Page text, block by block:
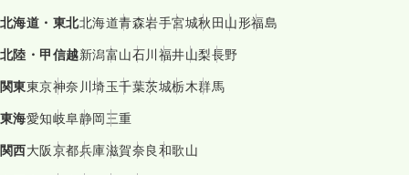
北海道・東北北海道青森岩手宮城秋田山形福島
北陸・甲信越新潟富山石川福井山梨長野
関東東京神奈川埼玉千葉茨城栃木群馬
東海愛知岐阜静岡三重
関西大阪京都兵庫滋賀奈良和歌山